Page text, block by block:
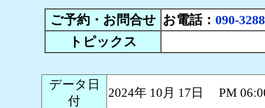
ご予約・お問合せ お電話： 090-
トピックス
データ日
付
2024年 10月 17日 PM